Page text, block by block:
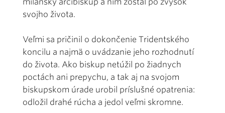
svojho života.
Veľmi sa pričinil o dokončenie Tridentského
koncilu a najmä o uvádzanie jeho rozhodnutí
do života. Ako biskup netúžil po žiadnych
poctách ani prepychu, a tak aj na svojom
biskupskom úrade urobil príslušné opatrenia:
odložil drahé rúcha a jedol veľmi skromne.